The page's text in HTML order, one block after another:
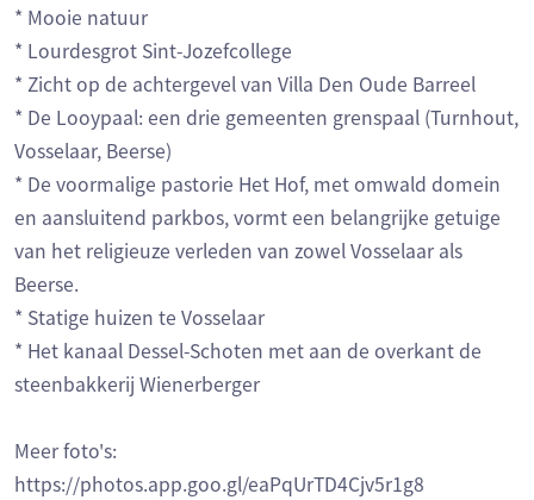
* Mooie natuur
* Lourdesgrot Sint-Jozefcollege
* Zicht op de achtergevel van Villa Den Oude Barreel
* De Looypaal: een drie gemeenten grenspaal (Turnhout,
Vosselaar, Beerse)
* De voormalige pastorie Het Hof, met omwald domein
en aansluitend parkbos, vormt een belangrijke getuige
van het religieuze verleden van zowel Vosselaar als
Beerse.
* Statige huizen te Vosselaar
* Het kanaal Dessel-Schoten met aan de overkant de
steenbakkerij Wienerberger
Meer foto's:
https://photos.app.goo.gl/eaPqUrTD4Cjv5r1g8